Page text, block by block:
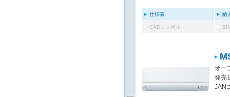
仕様表 納
CADシンボル
オー
発売
JAN